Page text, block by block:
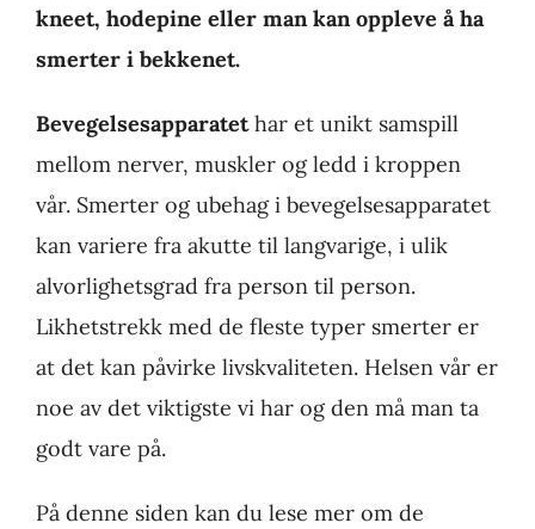
kneet, hodepine eller man kan oppleve å ha
smerter i bekkenet.
Bevegelsesapparatethar et unikt samspill
mellom nerver, muskler og ledd i kroppen
vår. Smerter og ubehag i bevegelsesapparatet
kan variere fra akutte til langvarige, i ulik
alvorlighetsgrad fra person til person.
Likhetstrekk med de fleste typer smerter er
at det kan påvirke livskvaliteten. Helsen vår er
noe av det viktigste vi har og den må man ta
godt vare på.
På denne siden kan du lese mer om de